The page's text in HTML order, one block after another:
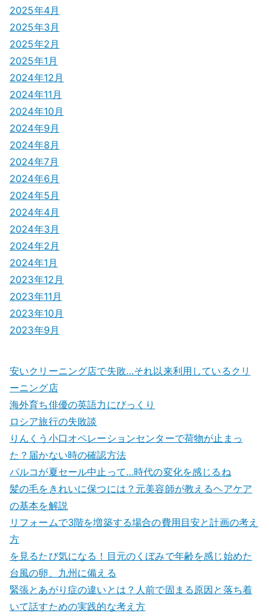
2025年4月
2025年3月
2025年2月
2025年1月
2024年12月
2024年11月
2024年10月
2024年9月
2024年8月
2024年7月
2024年6月
2024年5月
2024年4月
2024年3月
2024年2月
2024年1月
2023年12月
2023年11月
2023年10月
2023年9月
安いクリーニング店で失敗…それ以来利用しているクリ
ーニング店
海外育ち俳優の英語力にびっくり
ロシア旅行の失敗談
りんくう小口オペレーションセンターで荷物が止まっ
た？届かない時の確認方法
パルコが夏セール中止って…時代の変化を感じるね
髪の毛をきれいに保つには？元美容師が教えるヘアケア
の基本を解説
リフォームで3階を増築する場合の費用目安と計画の考え
方
を見るたび気になる！目元のくぼみで年齢を感じ始めた
台風の卵、九州に備える
緊張とあがり症の違いとは？人前で固まる原因と落ち着
いて話すための実践的な考え方